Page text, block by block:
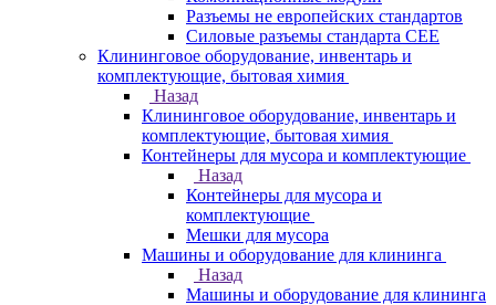
Разъемы не европейских стандартов
Силовые разъемы стандарта CEE
Клининговое оборудование, инвентарь и
комплектующие, бытовая химия
Назад
Клининговое оборудование, инвентарь и
комплектующие, бытовая химия
Контейнеры для мусора и комплектующие
Назад
Контейнеры для мусора и
комплектующие
Мешки для мусора
Машины и оборудование для клининга
Назад
Машины и оборудование для клининга